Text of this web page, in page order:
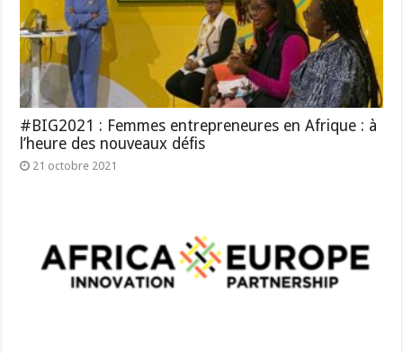
#BIG2021 : Femmes entrepreneures en Afrique : à
l’heure des nouveaux défis
21 octobre 2021